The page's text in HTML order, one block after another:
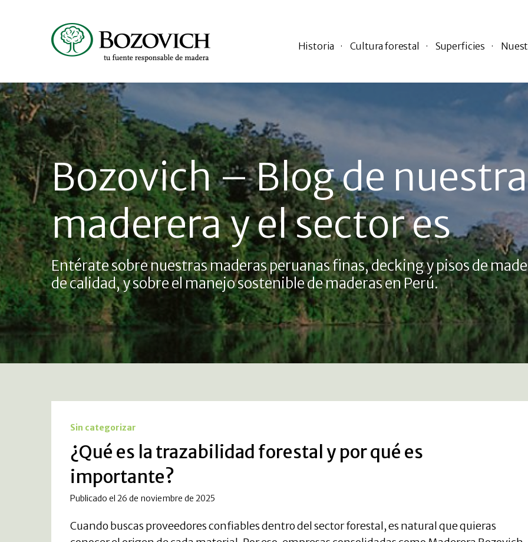
Historia Cultura forestal Superficies
Bozovich – Blog de nuestra
maderera y el sector es
Entérate sobre nuestras maderas peruanas finas, decking y pisos de
de calidad, y sobre el manejo sostenible de maderas en Perú.
Sin categorizar
¿Qué es la trazabilidad forestal y por qué es
importante?
Publicado el 26 de noviembre de 2025
Cuando buscas proveedores confiables dentro del sector forestal, es natural que quieras